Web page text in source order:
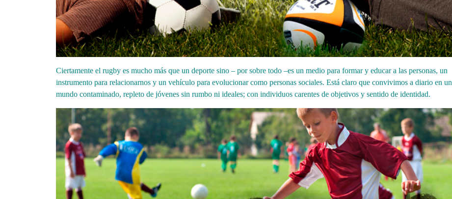
Ciertamente el rugby es mucho más que un deporte sino – por sobre todo –es un medio para formar y educar a las personas, un
instrumento para relacionarnos y un vehículo para evolucionar como personas sociales. Está claro que convivimos a diario en un
mundo contaminado, repleto de jóvenes sin rumbo ni ideales; con individuos carentes de objetivos y sentido de identidad.